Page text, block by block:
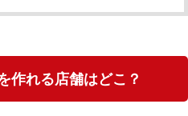
作れる店舗はどこ？